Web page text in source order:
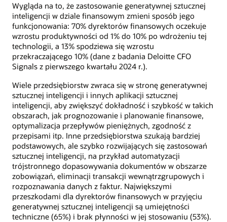
Wygląda na to, że zastosowanie generatywnej sztucznej
inteligencji w dziale finansowym zmieni sposób jego
funkcjonowania: 70% dyrektorów finansowych oczekuje
wzrostu produktywności od 1% do 10% po wdrożeniu tej
technologii, a 13% spodziewa się wzrostu
przekraczającego 10% (dane z badania Deloitte CFO
Signals z pierwszego kwartału 2024 r.).
Wiele przedsiębiorstw zwraca się w stronę generatywnej
sztucznej inteligencji i innych aplikacji sztucznej
inteligencji, aby zwiększyć dokładność i szybkość w takich
obszarach, jak prognozowanie i planowanie finansowe,
optymalizacja przepływów pieniężnych, zgodność z
przepisami itp. Inne przedsiębiorstwa szukają bardziej
podstawowych, ale szybko rozwijających się zastosowań
sztucznej inteligencji, na przykład automatyzacji
trójstronnego dopasowywania dokumentów w obszarze
zobowiązań, eliminacji transakcji wewnątrzgrupowych i
rozpoznawania danych z faktur. Największymi
przeszkodami dla dyrektorów finansowych w przyjęciu
generatywnej sztucznej inteligencji są umiejętności
techniczne (65%) i brak płynności w jej stosowaniu (53%).